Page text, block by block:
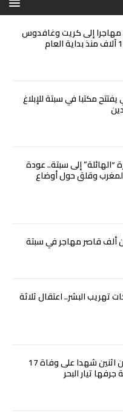
اليونان: وصول نحو 250 مهاجرا إلى كريت وغافدوس
مكتبا في سبتة للإبلاغ
إلى سبتة.. عودة
وقلق حول أوضاع
ألف قاصر مهاجر في سبتة
تهريب البشر.. اعتقال ثلاثة
جزر البليار: إنقاذ مهاجرَين اثنين شهدا على وفاة 17
تيار البحر